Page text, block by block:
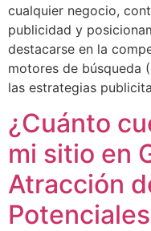
cualquier negocio,
publicidad y
destacarse en la
motores de búsqueda
las estrategias
¿Cuánto
mi sitio en
Atracción
Potenciales